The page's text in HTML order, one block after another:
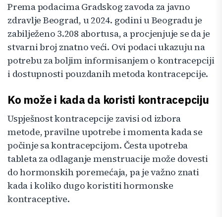
Prema podacima Gradskog zavoda za javno
zdravlje Beograd, u 2024. godini u Beogradu je
zabilježeno 3.208 abortusa, a procjenjuje se da je
stvarni broj znatno veći. Ovi podaci ukazuju na
potrebu za boljim informisanjem o kontracepciji
i dostupnosti pouzdanih metoda kontracepcije.
Ko može i kada da koristi kontracepciju
Uspješnost kontracepcije zavisi od izbora
metode, pravilne upotrebe i momenta kada se
počinje sa kontracepcijom. Česta upotreba
tableta za odlaganje menstruacije može dovesti
do hormonskih poremećaja, pa je važno znati
kada i koliko dugo koristiti hormonske
kontraceptive.